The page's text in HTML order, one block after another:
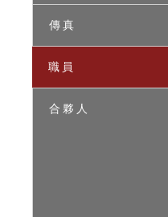
傳 真
職 員
合 夥 人